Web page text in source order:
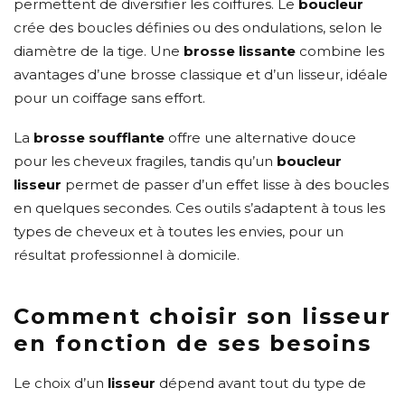
permettent de diversifier les coiffures. Le boucleur
crée des boucles définies ou des ondulations, selon le
diamètre de la tige. Une brosse lissante combine les
avantages d’une brosse classique et d’un lisseur, idéale
pour un coiffage sans effort.
La brosse soufflante offre une alternative douce
pour les cheveux fragiles, tandis qu’un boucleur
lisseur permet de passer d’un effet lisse à des boucles
en quelques secondes. Ces outils s’adaptent à tous les
types de cheveux et à toutes les envies, pour un
résultat professionnel à domicile.
Comment choisir son lisseur
en fonction de ses besoins
Le choix d’un lisseur dépend avant tout du type de